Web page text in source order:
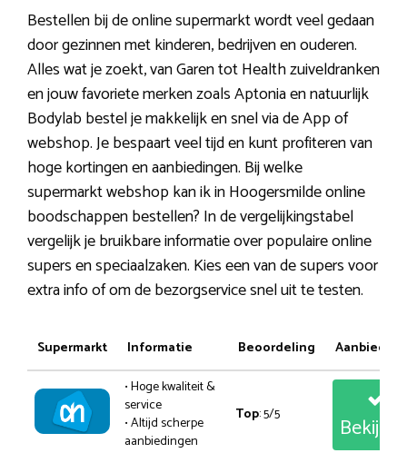
Bestellen bij de online supermarkt wordt veel gedaan
door gezinnen met kinderen, bedrijven en ouderen.
Alles wat je zoekt, van Garen tot Health zuiveldranken
en jouw favoriete merken zoals Aptonia en natuurlijk
Bodylab bestel je makkelijk en snel via de App of
webshop. Je bespaart veel tijd en kunt profiteren van
hoge kortingen en aanbiedingen. Bij welke
supermarkt webshop kan ik in Hoogersmilde online
boodschappen bestellen? In de vergelijkingstabel
vergelijk je bruikbare informatie over populaire online
supers en speciaalzaken. Kies een van de supers voor
extra info of om de bezorgservice snel uit te testen.
Supermarkt Informatie Beoordeling
• Hoge kwaliteit &
service
• Altijd scherpe
aanbiedingen
Top: 5/5